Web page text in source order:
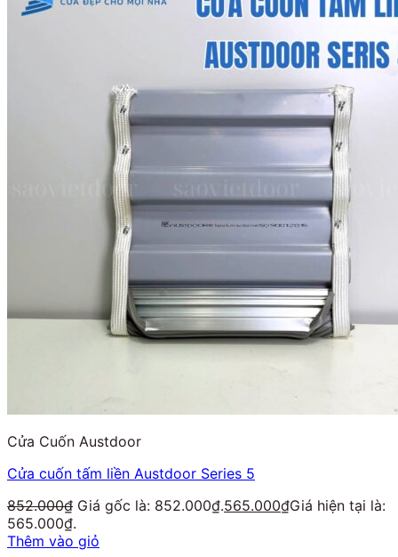
Cửa Cuốn Austdoor
Cửa cuốn tấm liền Austdoor Series 5
852.000₫ Giá gốc là: 852.000₫.565.000₫Giá hiện tại là:
565.000₫.
Thêm vào giỏ